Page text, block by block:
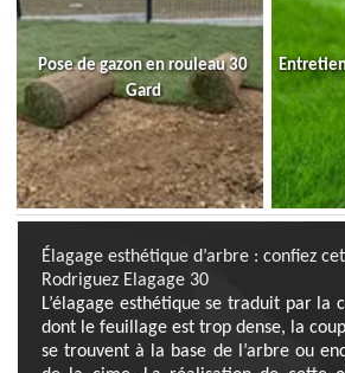
Pose de gazon en rouleau 30
Gard
Élagage esthétique d’arbre : confiez
Rodriguez Elagage 30
L’élagage esthétique se traduit par la
dont le feuillage est trop dense, la
se trouvent à la base de l’arbre ou